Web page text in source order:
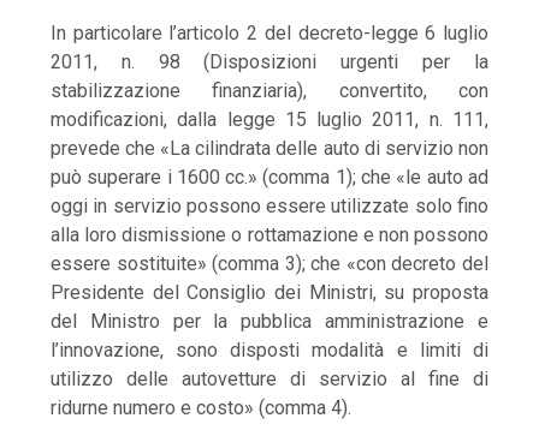
In particolare l’articolo 2 del decreto-legge 6 luglio
2011, n. 98 (Disposizioni urgenti per la
stabilizzazione finanziaria), convertito, con
modificazioni, dalla legge 15 luglio 2011, n. 111,
prevede che «La cilindrata delle auto di servizio non
può superare i 1600 cc.» (comma 1); che «le auto ad
oggi in servizio possono essere utilizzate solo fino
alla loro dismissione o rottamazione e non possono
essere sostituite» (comma 3); che «con decreto del
Presidente del Consiglio dei Ministri, su proposta
del Ministro per la pubblica amministrazione e
l’innovazione, sono disposti modalità e limiti di
utilizzo delle autovetture di servizio al fine di
ridurne numero e costo» (comma 4).